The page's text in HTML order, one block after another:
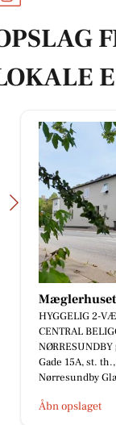
JK Auto
⚡️ 𝟐 𝐗
𝟐𝟐𝟗.𝟖𝟎𝟎
en
med m...
Åbn